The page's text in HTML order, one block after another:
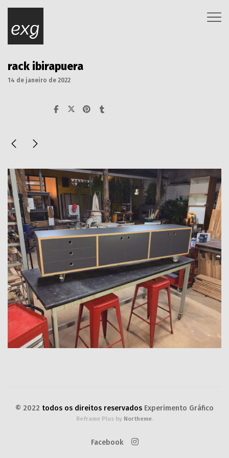
rack ibirapuera
14 de janeiro de 2022
© 2022 todos os direitos reservados Experimento Gráfico
Reframe Plus by Northeme.
Facebook